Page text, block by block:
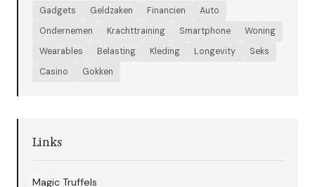
Gadgets Geldzaken Financien
Auto
Ondernemen
Krachttraining Smartphone
Woning
Wearables
Belasting Kleding Longevity
Seks
Casino
Gokken
Links
Magic Truffels